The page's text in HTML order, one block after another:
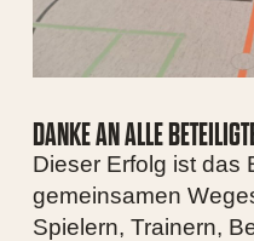
DANKE AN ALLE
Dieser Erfolg ist das
gemeinsamen
Spielern, Trainern,